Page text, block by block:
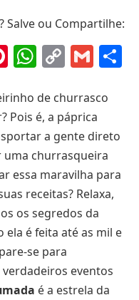
Salve ou Compartilhe:
Pinterest
Copy
de churrasco
Pois é, a páprica
a gente direto
uma churrasqueira
essa maravilha para
receitas? Relaxa,
os segredos da
ela é feita até as mil e
se para
eventos
é a estrela da